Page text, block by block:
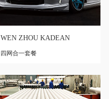
WEN ZHOU KADEAN
TRADING CO.,LTD.
四网合一套餐